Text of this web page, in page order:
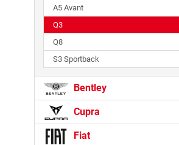
A5 Avant
Q3
Q8
S3 Sportback
Bentley
Cupra
Fiat